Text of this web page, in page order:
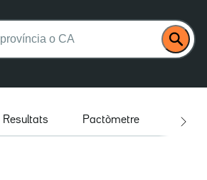
Resultats Pactòmetre